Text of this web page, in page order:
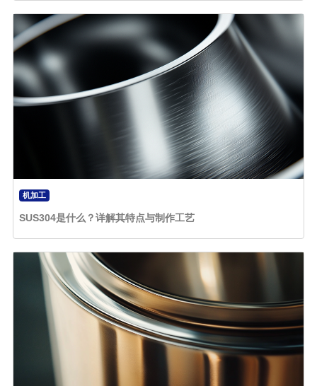
机加工
SUS304是什么？详解其特点与制作工艺